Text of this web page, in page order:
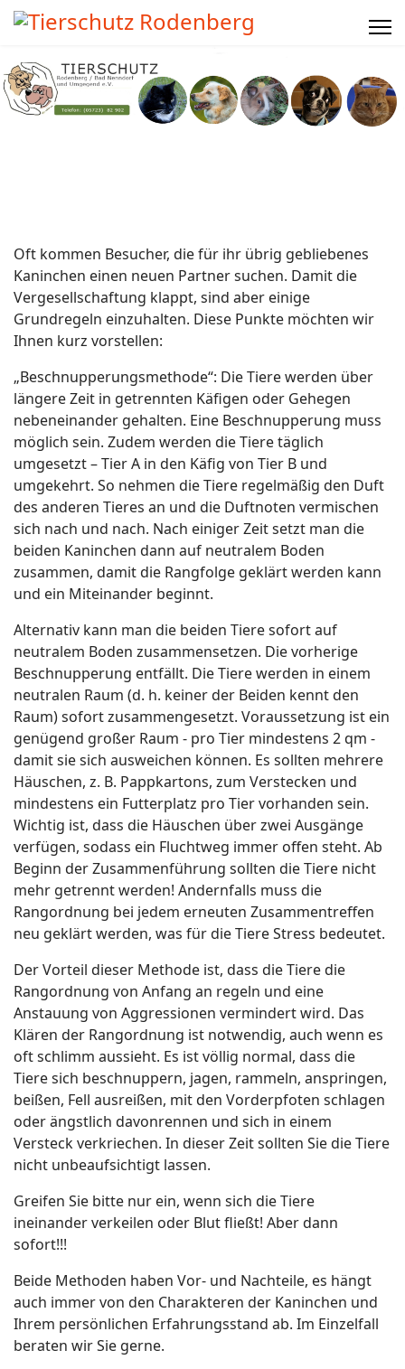
Oft kommen Besucher, die für ihr übrig gebliebenes
Kaninchen einen neuen Partner suchen. Damit die
Vergesellschaftung klappt, sind aber einige
Grundregeln einzuhalten. Diese Punkte möchten wir
Ihnen kurz vorstellen:
„Beschnupperungsmethode“: Die Tiere werden über
längere Zeit in getrennten Käfigen oder Gehegen
nebeneinander gehalten. Eine Beschnupperung muss
möglich sein. Zudem werden die Tiere täglich
umgesetzt – Tier A in den Käfig von Tier B und
umgekehrt. So nehmen die Tiere regelmäßig den Duft
des anderen Tieres an und die Duftnoten vermischen
sich nach und nach. Nach einiger Zeit setzt man die
beiden Kaninchen dann auf neutralem Boden
zusammen, damit die Rangfolge geklärt werden kann
und ein Miteinander beginnt.
Alternativ kann man die beiden Tiere sofort auf
neutralem Boden zusammensetzen. Die vorherige
Beschnupperung entfällt. Die Tiere werden in einem
neutralen Raum (d. h. keiner der Beiden kennt den
Raum) sofort zusammengesetzt. Voraussetzung ist ein
genügend großer Raum - pro Tier mindestens 2 qm -
damit sie sich ausweichen können. Es sollten mehrere
Häuschen, z. B. Pappkartons, zum Verstecken und
mindestens ein Futterplatz pro Tier vorhanden sein.
Wichtig ist, dass die Häuschen über zwei Ausgänge
verfügen, sodass ein Fluchtweg immer offen steht. Ab
Beginn der Zusammenführung sollten die Tiere nicht
mehr getrennt werden! Andernfalls muss die
Rangordnung bei jedem erneuten Zusammentreffen
neu geklärt werden, was für die Tiere Stress bedeutet.
Der Vorteil dieser Methode ist, dass die Tiere die
Rangordnung von Anfang an regeln und eine
Anstauung von Aggressionen vermindert wird. Das
Klären der Rangordnung ist notwendig, auch wenn es
oft schlimm aussieht. Es ist völlig normal, dass die
Tiere sich beschnuppern, jagen, rammeln, anspringen,
beißen, Fell ausreißen, mit den Vorderpfoten schlagen
oder ängstlich davonrennen und sich in einem
Versteck verkriechen. In dieser Zeit sollten Sie die Tiere
nicht unbeaufsichtigt lassen.
Greifen Sie bitte nur ein, wenn sich die Tiere
ineinander verkeilen oder Blut fließt! Aber dann
sofort!!!
Beide Methoden haben Vor- und Nachteile, es hängt
auch immer von den Charakteren der Kaninchen und
Ihrem persönlichen Erfahrungsstand ab. Im Einzelfall
beraten wir Sie gerne.